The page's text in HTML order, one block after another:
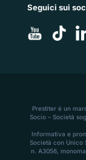
Seguici sui
Prestiter è un
Socio – Società
Informativa e
Società con Unico
n. A3056,